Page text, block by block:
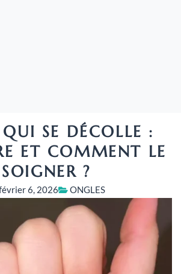
SE DÉCOLLE :
ET COMMENT LE
SOIGNER ?
6, 2026 ONGLES